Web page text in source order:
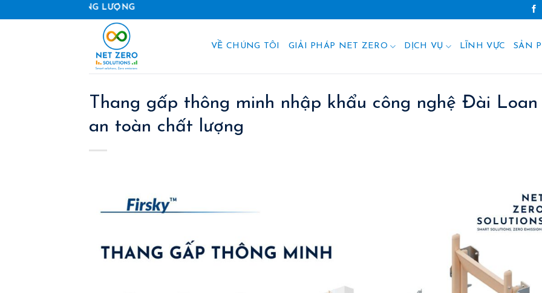
VỀ CHÚNG TÔI GIẢI PHÁP NET ZERO DỊCH VỤ LĨNH VỰC SẢN
Thang gấp thông minh nhập khẩu công nghệ Đài Loan
an toàn chất lượng